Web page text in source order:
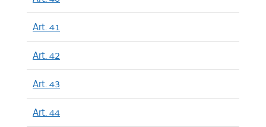
Art. 41
Art. 42
Art. 43
Art. 44